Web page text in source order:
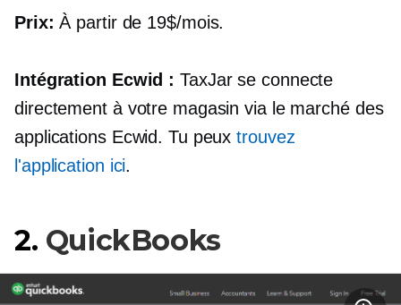
Prix:À partir de 19$/mois.
Intégration Ecwid : TaxJar se connecte
directement à votre magasin via le marché des
applications Ecwid. Tu peuxtrouvez
l'application ici.
2. QuickBooks